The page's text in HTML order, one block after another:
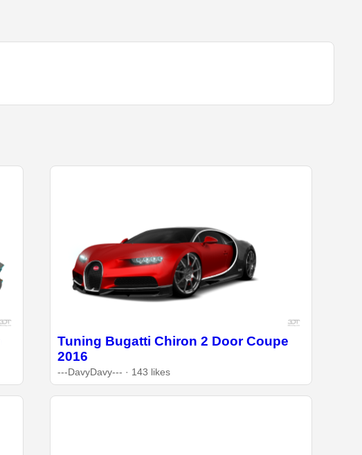
Tuning Bugatti Chiron 2 Door Coupe
2016
---DavyDavy--- · 143 likes